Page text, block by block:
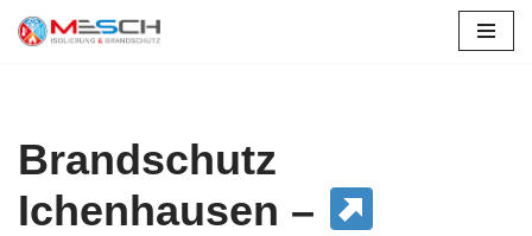
Brandschutz
Ichenhausen –